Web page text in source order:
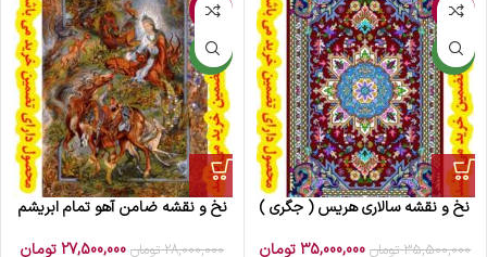
-1%
جدید
نخ و نقشه سالاری هریس ( جگری )
35,500,000 تومان 35,000,000 تومان
-2%
جدید
نخ و نقشه ضامن آهو تمام ابریشم
28,000,000 تومان 27,500,000 تومان